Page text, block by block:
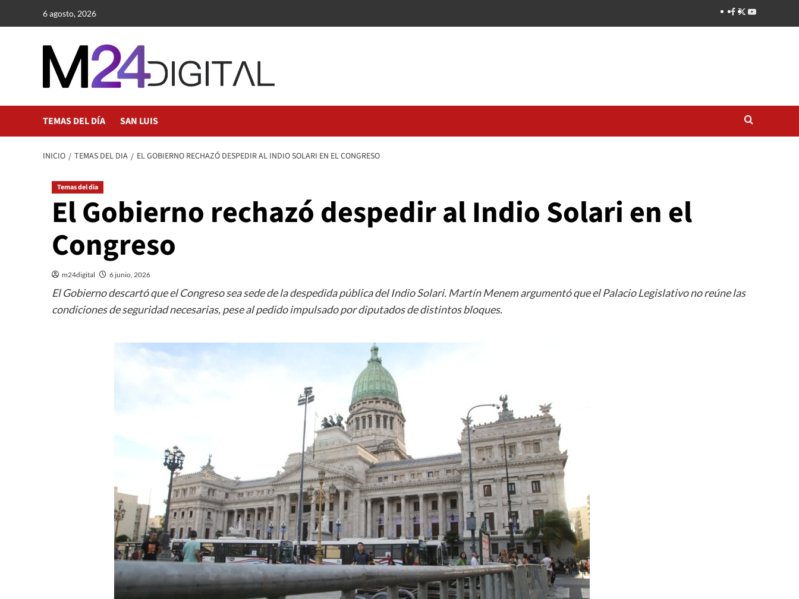
6 agosto, 2026
TEMAS DEL DÍA SAN LUIS
INICIO TEMAS DEL DIA EL GOBIERNO RECHAZÓ DESPEDIR AL INDIO SOLARI EN EL CONGRESO
Temas del dia
El Gobierno rechazó despedir al Indio Solari en el
Congreso
m24digital 6 junio, 2026
El Gobierno descartó que el Congreso sea sede de la despedida pública del Indio Solari. Martín Menem argumentó que el Palacio Legislativo no reúne las
condiciones de seguridad necesarias, pese al pedido impulsado por diputados de distintos bloques.